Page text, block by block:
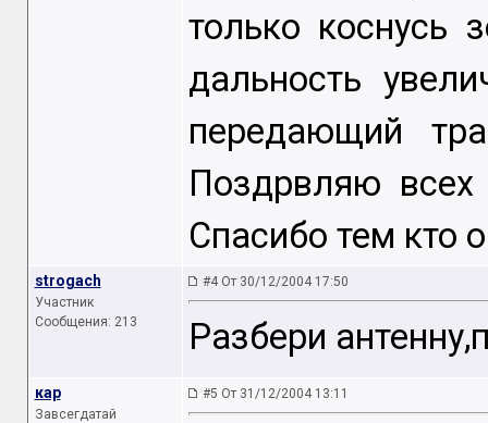
только коснусь
дальность
передающий
Поздрвляю
Спасибо тем кто
strogach
Участник
Сообщения: 213
#4 От 30/12/2004 17:50
Разбери
кар
Завсегдатай
#5 От 31/12/2004 13:11